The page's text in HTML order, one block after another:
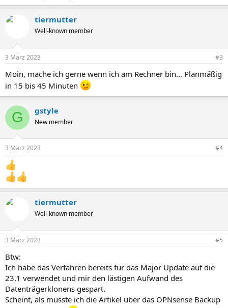
tiermutter
Well-known member
3 März 2023 #3
Moin, mache ich gerne wenn ich am Rechner bin... Planmäßig
in 15 bis 45 Minuten
G gstyle
New member
3 März 2023 #4
tiermutter
Well-known member
3 März 2023 #5
Btw:
Ich habe das Verfahren bereits für das Major Update auf die
23.1 verwendet und mir den lästigen Aufwand des
Datenträgerklonens gespart.
Scheint, als müsste ich die Artikel über das OPNsense Backup